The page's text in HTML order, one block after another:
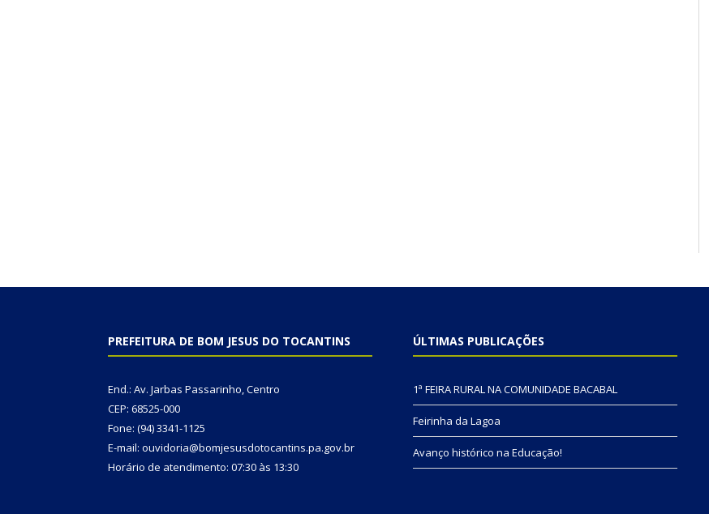
PREFEITURA DE BOM JESUS DO TOCANTINS
End.: Av. Jarbas Passarinho, Centro
CEP: 68525-000
Fone: (94) 3341-1125
E-mail: ouvidoria@bomjesusdotocantins.pa.gov.br
Horário de atendimento: 07:30 às 13:30
ÚLTIMAS PUBLICAÇÕES
1ª FEIRA RURAL NA COMUNIDADE BACABAL
Feirinha da Lagoa
Avanço histórico na Educação!